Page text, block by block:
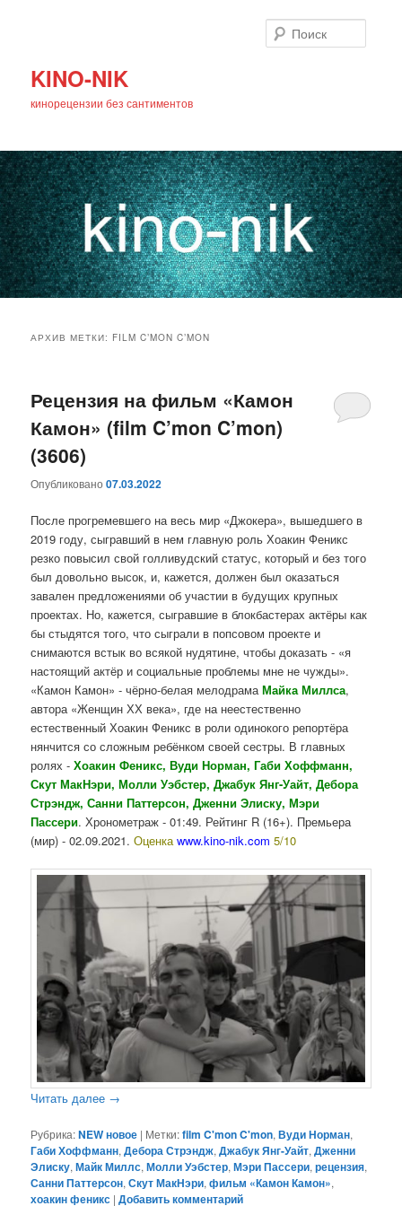
KINO-NIK
кинорецензии без сантиментов
основному
содержимому
дополнительному
содержимому
АРХИВ МЕТКИ: FILM C’MON C’MON
Рецензия на фильм «Камон
Камон» (film C’mon C’mon)
(3606)
Опубликовано07.03.2022
После прогремевшего на весь мир «Джокера», вышедшего в
2019 году, сыгравший в нем главную роль Хоакин Феникс
резко повысил свой голливудский статус, который и без того
был довольно высок, и, кажется, должен был оказаться
завален предложениями об участии в будущих крупных
проектах. Но, кажется, сыгравшие в блокбастерах актёры как
бы стыдятся того, что сыграли в попсовом проекте и
снимаются встык во всякой нудятине, чтобы доказать - «я
настоящий актёр и социальные проблемы мне не чужды».
«Камон Камон» - чёрно-белая мелодрамаМайка Миллса,
автора «Женщин ХХ века», где на неестественно
естественный Хоакин Феникс в роли одинокого репортёра
нянчится со сложным ребёнком своей сестры. В главных
ролях -Хоакин Феникс, Вуди Норман, Габи Хоффманн,
Скут МакНэри, Молли Уэбстер, Джабук Янг-Уайт, Дебора
Стрэндж, Санни Паттерсон, Дженни Элиску, Мэри
Пассери. Хронометраж - 01:49. Рейтинг R (16+). Премьера
(мир) - 02.09.2021.Оценкаwww.kino-nik.com 5/10
Читать далее →
Рубрика:NEW новое | Метки:film C'mon C'mon,Вуди Норман,
Габи Хоффманн,Дебора Стрэндж,Джабук Янг-Уайт,Дженни
Элиску,Майк Миллс,Молли Уэбстер,Мэри Пассери,рецензия,
Санни Паттерсон,Скут МакНэри,фильм «Камон Камон»,
хоакин феникс |Добавить комментарий